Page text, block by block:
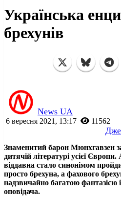
Українська
брехунів
News UA
6 вересня 2021, 13:17 11562
Знаменитий барон Мюнхгавзен
дитячій літературі усієї
віддавна стало синонімом
просто брехуна, а фахового
надзвичайно багатою фантазією
оповідача.